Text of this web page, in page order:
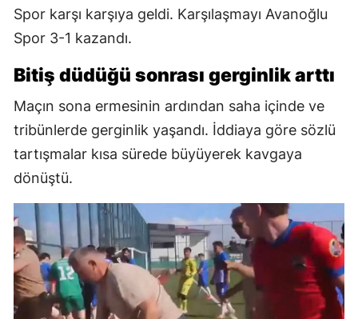
Spor karşı karşıya geldi. Karşılaşmayı Avanoğlu
Spor 3-1 kazandı.
Bitiş düdüğü sonrası gerginlik arttı
Maçın sona ermesinin ardından saha içinde ve
tribünlerde gerginlik yaşandı. İddiaya göre sözlü
tartışmalar kısa sürede büyüyerek kavgaya
dönüştü.